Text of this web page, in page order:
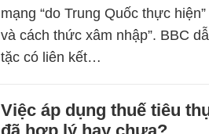
mạng “do Trung Quốc thực
và cách thức xâm nhập”. BBC
tặc có liên kết…
Việc áp dụng thuế tiêu